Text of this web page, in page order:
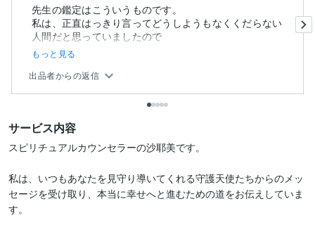
先生の鑑定はこういうものです。
私は、正直はっきり言ってどうしようもなくくだらない
人間だと思っていましたので
鑑定結果は...
もっと見る
出品者からの返信
サービス内容
スピリチュアルカウンセラーの沙耶美です。
私は、いつもあなたを見守り導いてくれる守護天使たちからのメッ
セージを受け取り、本当に幸せへと進むための道をお伝えしていま
す。